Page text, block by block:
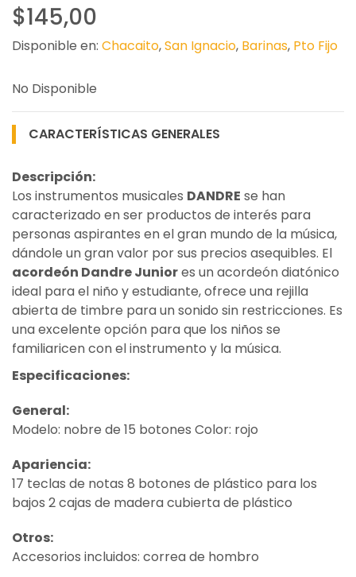
$145,00
Disponible en: Chacaito,San Ignacio, Barinas, Pto Fijo
No Disponible
CARACTERÍSTICAS GENERALES
Descripción:
Los instrumentos musicales DANDRE se han
caracterizado en ser productos de interés para
personas aspirantes en el gran mundo de la música,
dándole un gran valor por sus precios asequibles. El
acordeón Dandre Juniores un acordeón diatónico
ideal para el niño y estudiante, ofrece una rejilla
abierta de timbre para un sonido sin restricciones. Es
una excelente opción para que los niños se
familiaricen con el instrumento y la música.
Especificaciones:
General:
Modelo: nobre de 15 botones Color: rojo
Apariencia:
17 teclas de notas 8 botones de plástico para los
bajos 2 cajas de madera cubierta de plástico
Otros:
Accesorios incluidos: correa de hombro